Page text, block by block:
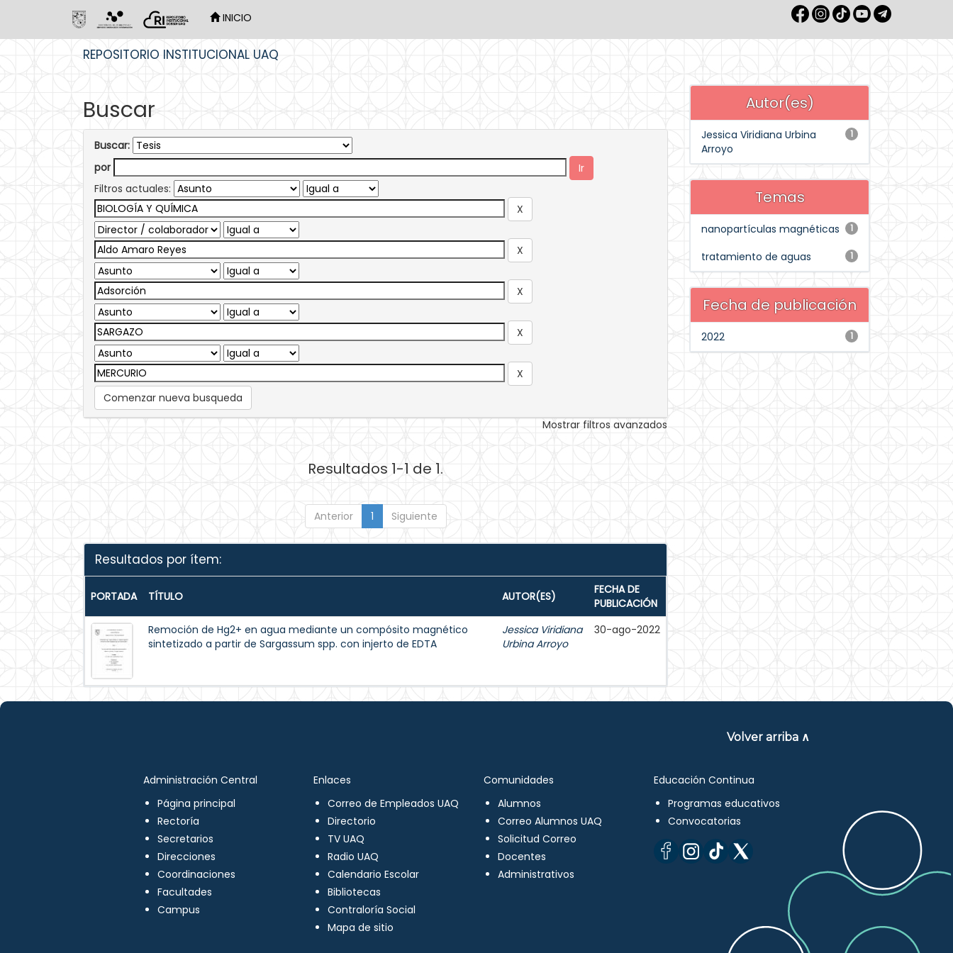
INICIO
REPOSITORIO INSTITUCIONAL UAQ
Buscar
Buscar:
por
Filtros actuales:
Comenzar nueva busqueda
Mostrar filtros avanzados
Resultados 1-1 de 1.
Anterior 1 Siguiente
Resultados por ítem:
PORTADA TÍTULO AUTOR(ES)
FECHA DE
PUBLICACIÓN
Remoción de Hg2+ en agua mediante un compósito magnético
sintetizado a partir de Sargassum spp. con injerto de EDTA
Jessica Viridiana
Urbina Arroyo
30-ago-2022
Autor(es)
1
Jessica Viridiana Urbina
Arroyo
Temas
1
nanopartículas magnéticas
1
tratamiento de aguas
Fecha de publicación
1
2022
Volver arriba ∧
Administración Central
Página principal
Rectoría
Secretarios
Direcciones
Coordinaciones
Facultades
Campus
Enlaces
Correo de Empleados UAQ
Directorio
TV UAQ
Radio UAQ
Calendario Escolar
Bibliotecas
Contraloría Social
Mapa de sitio
Comunidades
Alumnos
Correo Alumnos UAQ
Solicitud Correo
Docentes
Administrativos
Educación Continua
Programas educativos
Convocatorias